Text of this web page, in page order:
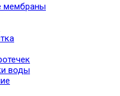
мембраны
воды